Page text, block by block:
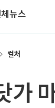
뉴스
컬처
가